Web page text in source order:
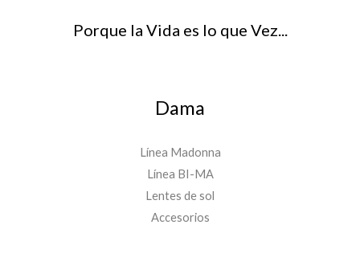
Porque la Vida es lo que Vez...
Dama
Línea Madonna
Línea BI-MA
Lentes de sol
Accesorios